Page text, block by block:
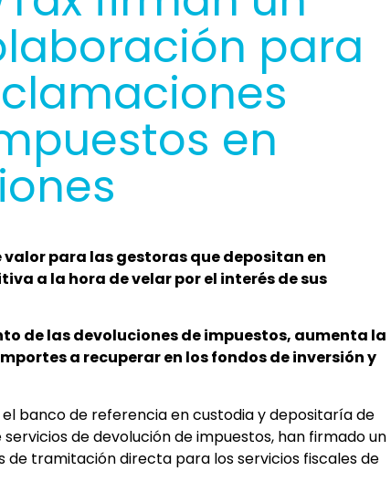
para
en
para las gestoras que depositan en
a la hora de velar por el interés de sus
de las devoluciones de impuestos, aumenta la
a recuperar en los fondos de inversión y
el banco de referencia en custodia y depositaría de
de devolución de impuestos, han firmado un
tramitación directa para los servicios fiscales de